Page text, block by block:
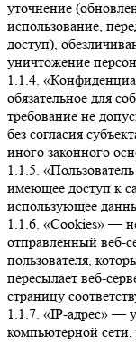
уточнение
использование,
доступ),
уничтожение
1.1.4.
обязательное для
требование не
без согласия
иного законного
1.1.5.
имеющее доступ к
использующее
1.1.6. «Cookies» —
отправленный веб-
пользователя,
пересылает веб-
страницу
1.1.7. «IP-адрес» —
компьютерной сети,